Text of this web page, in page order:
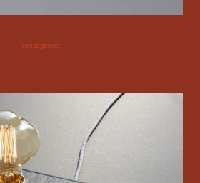
Tenségrités